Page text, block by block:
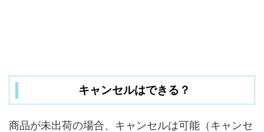
キャンセルはできる？
商品が未出荷の場合、キャンセルは可能（キャンセ